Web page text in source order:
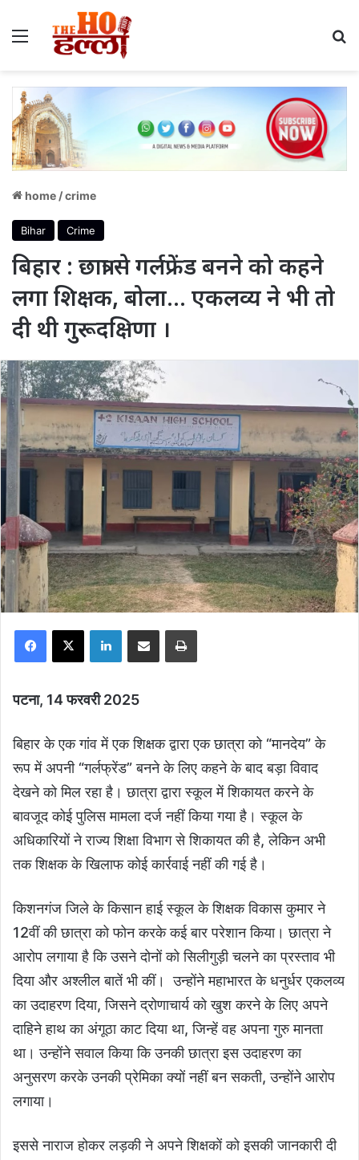
Menu
home /crime
Bihar Crime
बिहार : छात्रा से गर्लफ्रेंड बनने को कहने
लगा शिक्षक, बोला… एकलव्य ने भी तो
दी थी गुरूदक्षिणा ।
Facebook
X LinkedInShare via Email Print
पटना, 14 फरवरी 2025
बिहार के एक गांव में एक शिक्षक द्वारा एक छात्रा को “मानदेय” के
रूप में अपनी “गर्लफ्रेंड” बनने के लिए कहने के बाद बड़ा विवाद
देखने को मिल रहा है। छात्रा द्वारा स्कूल में शिकायत करने के
बावजूद कोई पुलिस मामला दर्ज नहीं किया गया है। स्कूल के
अधिकारियों ने राज्य शिक्षा विभाग से शिकायत की है, लेकिन अभी
तक शिक्षक के खिलाफ कोई कार्रवाई नहीं की गई है।
किशनगंज जिले के किसान हाई स्कूल के शिक्षक विकास कुमार ने
12वीं की छात्रा को फोन करके कई बार परेशान किया। छात्रा ने
आरोप लगाया है कि उसने दोनों को सिलीगुड़ी चलने का प्रस्ताव भी
दिया और अश्लील बातें भी कीं। उन्होंने महाभारत के धनुर्धर एकलव्य
का उदाहरण दिया, जिसने द्रोणाचार्य को खुश करने के लिए अपने
दाहिने हाथ का अंगूठा काट दिया था, जिन्हें वह अपना गुरु मानता
था। उन्होंने सवाल किया कि उनकी छात्रा इस उदाहरण का
अनुसरण करके उनकी प्रेमिका क्यों नहीं बन सकती, उन्होंने आरोप
लगाया।
इससे नाराज होकर लड़की ने अपने शिक्षकों को इसकी जानकारी दी